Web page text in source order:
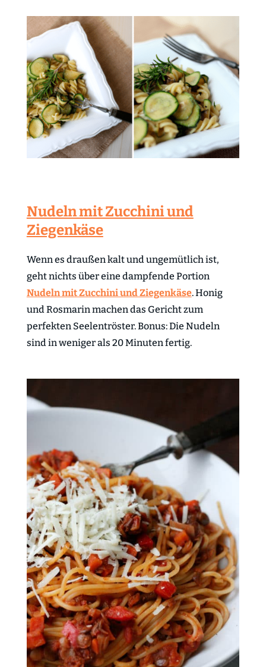
Nudeln mit Zucchini und
Ziegenkäse
Wenn es draußen kalt und ungemütlich ist,
geht nichts über eine dampfende Portion
Nudeln mit Zucchini und Ziegenkäse. Honig
und Rosmarin machen das Gericht zum
perfekten Seelentröster. Bonus: Die Nudeln
sind in weniger als 20 Minuten fertig.